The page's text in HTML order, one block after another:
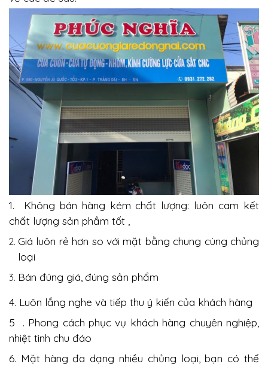
1. Không bán hàng kém chất lượng: luôn cam kết
chất lượng sản phầm tốt ,
Giá luôn rẻ hơn so với mặt bằng chung cùng chủng
loại
Bán đúng giá,đúng sản phẩm
4. Luôn lắng nghe và tiếp thu ý kiến của khách hàng
5 . Phong cách phục vụ khách hàng chuyên nghiệp,
nhiệt tình chu đáo
6. Mặt hàng đa dạng nhiều chủng loại, bạn có thể